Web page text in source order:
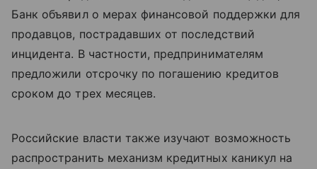
Банк объявил о мерах финансовой поддержки для
продавцов, пострадавших от последствий
инцидента. В частности, предпринимателям
предложили отсрочку по погашению кредитов
сроком до трех месяцев.
Российские власти также изучают возможность
распространить механизм кредитных каникул на